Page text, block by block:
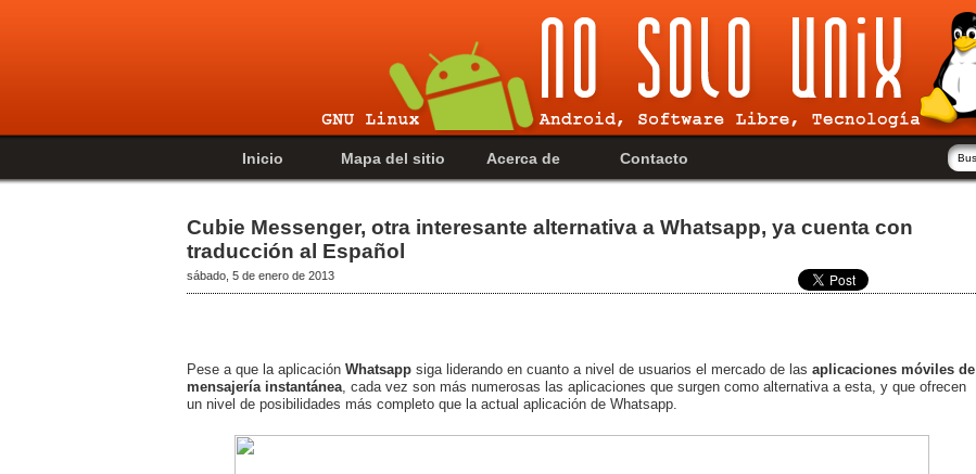
Inicio Mapa del sitio Acerca de Contacto
Cubie Messenger, otra interesante alternativa a Whatsapp, ya cuenta con
traducción al Español
sábado, 5 de enero de 2013
Pese a que la aplicación Whatsapp siga liderando en cuanto a nivel de usuarios el mercado de las aplicaciones móviles de
mensajería instantánea , cada vez son más numerosas las aplicaciones que surgen como alternativa a esta, y que ofrecen
un nivel de posibilidades más completo que la actual aplicación de Whatsapp.